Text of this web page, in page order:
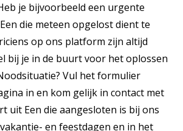
je bijvoorbeeld een urgente
die meteen opgelost dient te
op ons platform zijn altijd
bij je in de buurt voor het oplossen
Vul het formulier
in en kom gelijk in contact met
uit Een die aangesloten is bij ons
en feestdagen en in het